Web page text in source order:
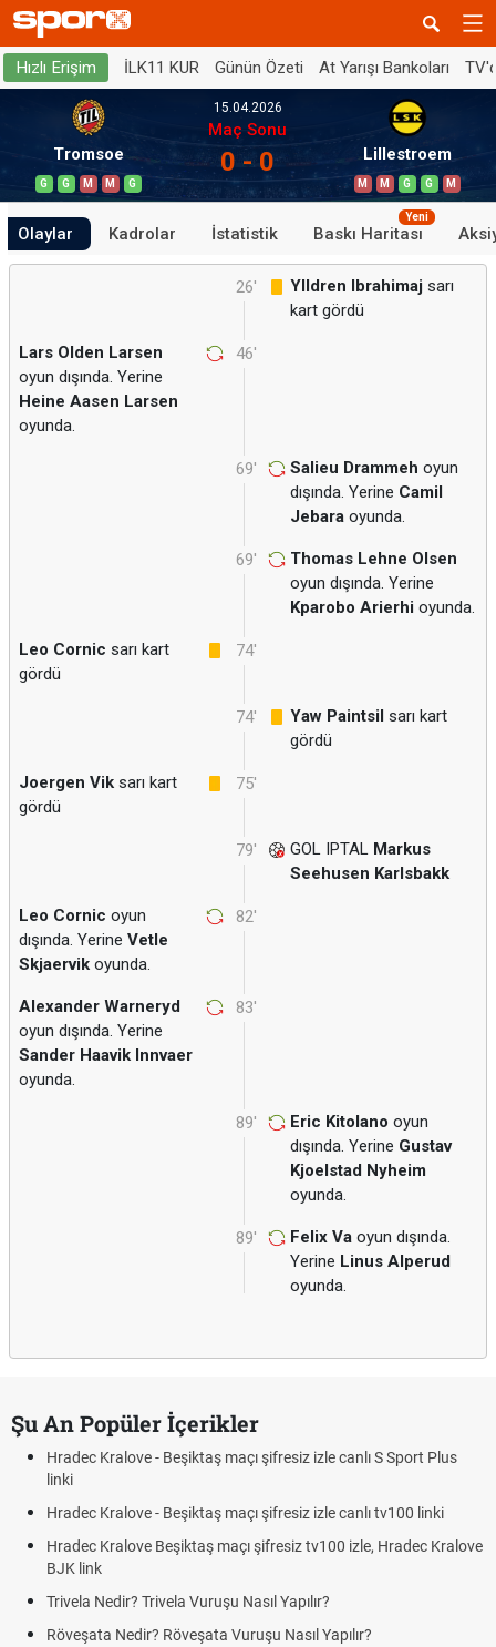
Hızlı Erişim İLK11 KUR Günün Özeti At Yarışı Bankoları
Tromsoe
G G M M G
15.04.2026
Maç Sonu
0 - 0 Lillestroem
M M G G M
Olaylar Kadrolar İstatistik Baskı Haritası
Yeni
26' Ylldren Ibrahimaj sarı
kart gördü
46'
Lars Olden Larsen
oyun dışında. Yerine
Heine Aasen Larsen
oyunda.
69' Salieu Drammeh oyun
dışında. Yerine Camil
Jebara oyunda.
69'
Thomas Lehne Olsen
oyun dışında. Yerine
Kparobo Arierhi oyunda.
74'
Leo Cornic sarı kart
gördü
74' Yaw Paintsil sarı kart
gördü
75'
Joergen Vik sarı kart
gördü
79' GOL IPTAL Markus
Seehusen Karlsbakk
82'
Leo Cornic oyun
dışında. Yerine Vetle
Skjaervik oyunda.
83'
Alexander Warneryd
oyun dışında. Yerine
Sander Haavik Innvaer
oyunda.
89' Eric Kitolano oyun
dışında. Yerine Gustav
Kjoelstad Nyheim
oyunda.
89' Felix Va oyun dışında.
Yerine Linus Alperud
oyunda.
Şu An Popüler İçerikler
Hradec Kralove - Beşiktaş maçı şifresiz izle canlı S Sport Plus
linki
Hradec Kralove - Beşiktaş maçı şifresiz izle canlı tv100 linki
Hradec Kralove Beşiktaş maçı şifresiz tv100 izle, Hradec Kralove
BJK link
Trivela Nedir? Trivela Vuruşu Nasıl Yapılır?
Röveşata Nedir? Röveşata Vuruşu Nasıl Yapılır?